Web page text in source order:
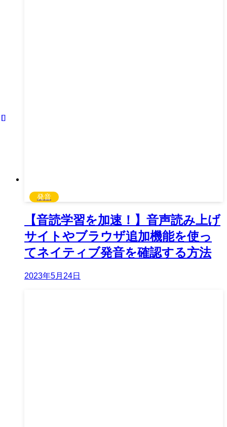
発音
【音読学習を加速！】音声読み上げ
サイトやブラウザ追加機能を使っ
てネイティブ発音を確認する方法
2023年5月24日